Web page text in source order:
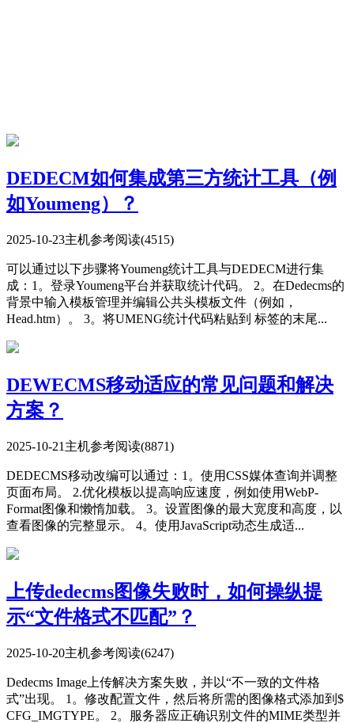
DEDECM如何集成第三方统计工具（例
如Youmeng）？
2025-10-23主机参考阅读(4515)
可以通过以下步骤将Youmeng统计工具与DEDECM进行集
成：1。登录Youmeng平台并获取统计代码。 2。在Dedecms的
背景中输入模板管理并编辑公共头模板文件（例如，
Head.htm）。 3。将UMENG统计代码粘贴到 标签的末尾...
DEWECMS移动适应的常见问题和解决
方案？
2025-10-21 主机参考阅读(8871)
DEDECMS移动改编可以通过：1。使用CSS媒体查询并调整
页面布局。 2.优化模板以提高响应速度，例如使用WebP-
Format图像和懒惰加载。 3。设置图像的最大宽度和高度，以
查看图像的完整显示。 4。使用JavaScript动态生成适...
上传dedecms图像失败时，如何操纵提
示“文件格式不匹配”​​？
2025-10-20主机参考阅读(6247)
Dedecms Image上传解决方案失败，并以“不一致的文件格
式”出现。 1。修改配置文件，然后将所需的图像格式添加到$
CFG_IMGTYPE。 2。服务器应正确识别文件的MIME类型并